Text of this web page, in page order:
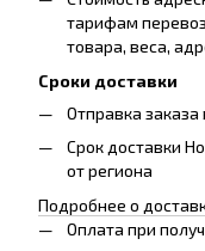
тарифам
товара, весa,
Сроки доставки
Отправка заказа
Срок доставки
от региона
Подробнее о
Оплата при